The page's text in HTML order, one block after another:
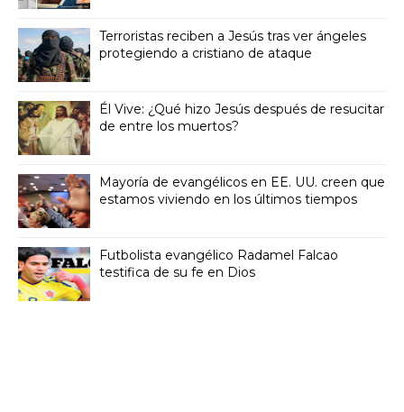
Terroristas reciben a Jesús tras ver ángeles
protegiendo a cristiano de ataque
Él Vive: ¿Qué hizo Jesús después de resucitar
de entre los muertos?
Mayoría de evangélicos en EE. UU. creen que
estamos viviendo en los últimos tiempos
Futbolista evangélico Radamel Falcao
testifica de su fe en Dios